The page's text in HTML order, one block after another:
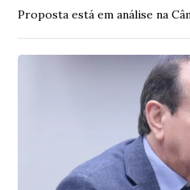
Proposta está em análise na